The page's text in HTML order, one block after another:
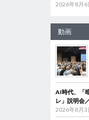
2026年8月6
動画
AI時代、「
レ」説明会
2026年8月3